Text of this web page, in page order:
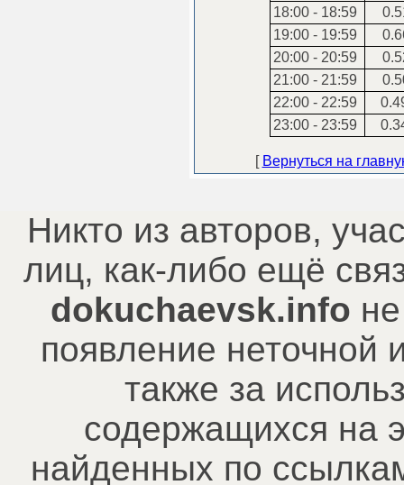
18:00 - 18:59
19:00 - 19:59
20:00 - 20:59
21:00 - 21:59
22:00 - 22:59
23:00 - 23:59
[ Вернуться на
Никто из авторов,
лиц, как-либо ещё
dokuchaevsk.info
появление
также за
содержащихся на
найденных по